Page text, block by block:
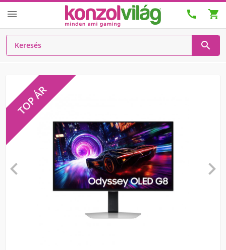
  

TOP ÁR
 